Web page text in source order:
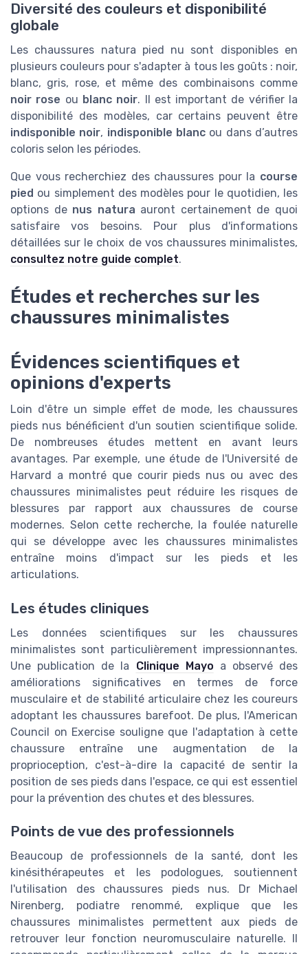
Diversité des couleurs et disponibilité
globale
Les chaussures natura pied nu sont disponibles en
plusieurs couleurs pour s'adapter à tous les goûts : noir,
blanc, gris, rose, et même des combinaisons comme
noir rose ou blanc noir. Il est important de vérifier la
disponibilité des modèles, car certains peuvent être
indisponible noir, indisponible blanc ou dans d’autres
coloris selon les périodes.
Que vous recherchiez des chaussures pour la course
pied ou simplement des modèles pour le quotidien, les
options de nus natura auront certainement de quoi
satisfaire vos besoins. Pour plus d'informations
détaillées sur le choix de vos chaussures minimalistes,
consultez notre guide complet.
Études et recherches sur les
chaussures minimalistes
Évidences scientifiques et
opinions d'experts
Loin d'être un simple effet de mode, les chaussures
pieds nus bénéficient d'un soutien scientifique solide.
De nombreuses études mettent en avant leurs
avantages. Par exemple, une étude de l'Université de
Harvard a montré que courir pieds nus ou avec des
chaussures minimalistes peut réduire les risques de
blessures par rapport aux chaussures de course
modernes. Selon cette recherche, la foulée naturelle
qui se développe avec les chaussures minimalistes
entraîne moins d'impact sur les pieds et les
articulations.
Les études cliniques
Les données scientifiques sur les chaussures
minimalistes sont particulièrement impressionnantes.
Une publication de la Clinique Mayo a observé des
améliorations significatives en termes de force
musculaire et de stabilité articulaire chez les coureurs
adoptant les chaussures barefoot. De plus, l'American
Council on Exercise souligne que l'adaptation à cette
chaussure entraîne une augmentation de la
proprioception, c'est-à-dire la capacité de sentir la
position de ses pieds dans l'espace, ce qui est essentiel
pour la prévention des chutes et des blessures.
Points de vue des professionnels
Beaucoup de professionnels de la santé, dont les
kinésithérapeutes et les podologues, soutiennent
l'utilisation des chaussures pieds nus. Dr Michael
Nirenberg, podiatre renommé, explique que les
chaussures minimalistes permettent aux pieds de
retrouver leur fonction neuromusculaire naturelle. Il